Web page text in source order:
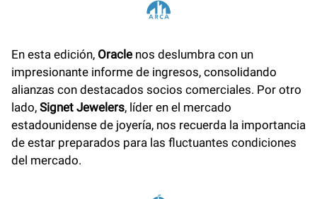
En esta edición, Oracle nos deslumbra con un
impresionante informe de ingresos, consolidando
alianzas con destacados socios comerciales. Por otro
lado, Signet Jewelers, líder en el mercado
estadounidense de joyería, nos recuerda la importancia
de estar preparados para las fluctuantes condiciones
del mercado.